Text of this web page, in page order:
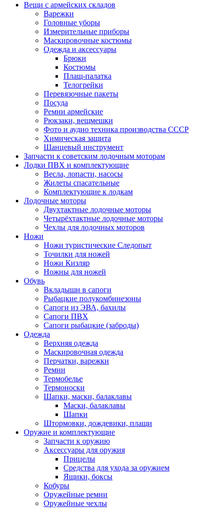
Вещи с армейских складов
Варежки
Головные уборы
Измерительные приборы
Маскировочные костюмы
Одежда и аксессуары
Брюки
Костюмы
Плащ-палатка
Телогрейки
Перевязочные пакеты
Посуда
Ремни армейские
Рюкзаки, вещмешки
Фото и аудио техника производства СССР
Химическая защита
Шанцевый инструмент
Запчасти к советским лодочным моторам
Лодки ПВХ и комплектующие
Весла, лопасти, насосы
Жилеты спасательные
Комплектующие к лодкам
Лодочные моторы
Двухтактные лодочные моторы
Четырёхтактные лодочные моторы
Чехлы для лодочных моторов
Ножи
Ножи туристические Следопыт
Точилки для ножей
Ножи Кизляр
Ножны для ножей
Обувь
Вкладыши в сапоги
Рыбацкие полукомбинезоны
Сапоги из ЭВА, бахилы
Сапоги ПВХ
Сапоги рыбацкие (заброды)
Одежда
Верхняя одежда
Маскировочная одежда
Перчатки, варежки
Ремни
Термобелье
Термоноски
Шапки, маски, балаклавы
Маски, балаклавы
Шапки
Штормовки, дождевики, плащи
Оружие и комплектующие
Запчасти к оружию
Аксессуары для оружия
Прицелы
Средства для ухода за оружием
Ящики, боксы
Кобуры
Оружейные ремни
Оружейные чехлы